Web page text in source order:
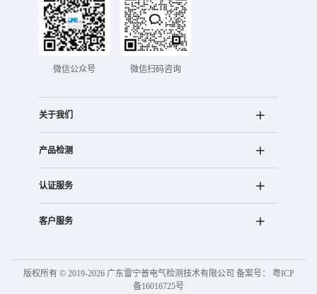
微信公众号 微信扫码咨询
关于我们
产品检测
认证服务
客户服务
版权所有 © 2019-2026 广东雷宁普电气检测技术有限公司 备案号： 粤ICP
备16016725号